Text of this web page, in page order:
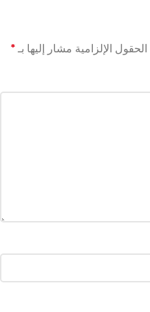
الحقول الإلزامية مشار إليها بـ *